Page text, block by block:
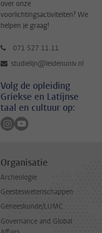
over onze
voorlichtingsactiviteiten? We
helpen je graag!
071 527 11 11
studielijn@leidenuniv.nl
Volg de opleiding
Griekse en Latijnse
taal en cultuur op:
Volg ons op instagram
Volg ons op youtube
Organisatie
Archeologie
Geesteswetenschappen
Geneeskunde/LUMC
Governance and Global